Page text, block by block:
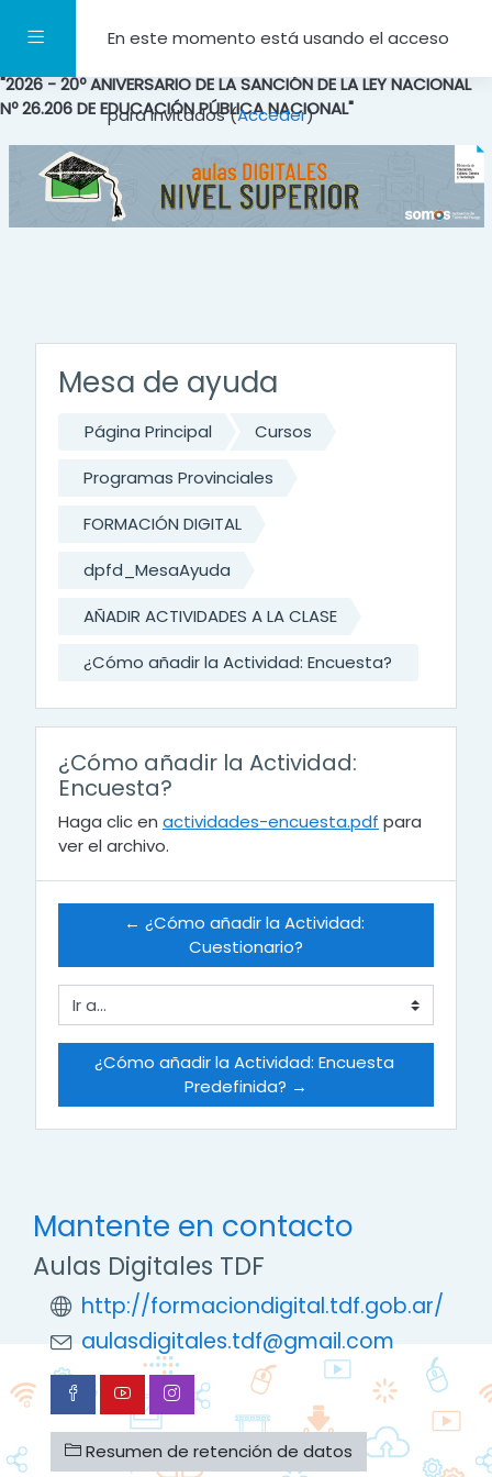
Panel lateralEn este momento está usando el acceso
para invitados (Acceder)
"2026 - 20º ANIVERSARIO DE LA SANCIÓN DE LA LEY NACIONAL
Nº 26.206 DE EDUCACIÓN PÚBLICA NACIONAL"
Mesa de ayuda
Página Principal
Cursos
Programas Provinciales
FORMACIÓN DIGITAL
dpfd_MesaAyuda
AÑADIR ACTIVIDADES A LA CLASE
¿Cómo añadir la Actividad: Encuesta?
¿Cómo añadir la Actividad:
Encuesta?
Haga clic en actividades-encuesta.pdf para
ver el archivo.
← ¿Cómo añadir la Actividad:
Cuestionario?
Ir a...
¿Cómo añadir la Actividad: Encuesta
Predefinida? →
Mantente en contacto
Aulas Digitales TDF
http://formaciondigital.tdf.gob.ar/
aulasdigitales.tdf@gmail.com
Resumen de retención de datos